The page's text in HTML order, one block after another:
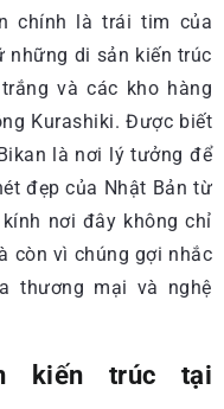
chính là trái tim của
những di sản kiến trúc
và các kho hàng
Kurashiki. Được biết
là nơi lý tưởng để
đẹp của Nhật Bản từ
nơi đây không chỉ
còn vì chúng gợi nhắc
thương mại và nghệ
kiến trúc tại